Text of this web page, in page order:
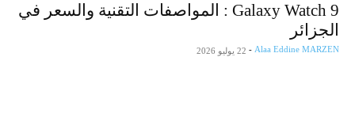
Galaxy Watch 9 : المواصفات التقنية والسعر في
الجزائر
Alaa Eddine MARZEN
- 22 يوليو 2026